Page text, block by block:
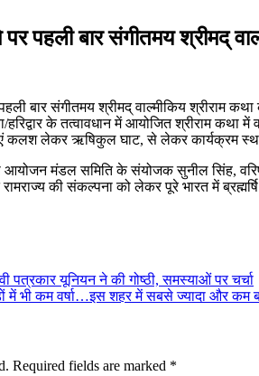
पर पहली बार संगीतमय श्रीमद्
पर पहली बार संगीतमय श्रीमद् वाल्मीकिय
हरिद्वार के तत्वावधान में आयोजित श्रीराम कथा
कलश लेकर ऋषिकुल घाट, से लेकर कार्यक्रम
आयोजन मंडल समिति के संयोजक सुनील सिंह,
रामराज्य की संकल्पना को लेकर पूरे भारत में
पत्रकार यूनियन ने की गोष्ठी, समस्याओं पर चर्चा
में भी कम वर्षा…इस शहर में सबसे ज्‍यादा और कम
Required fields are marked *